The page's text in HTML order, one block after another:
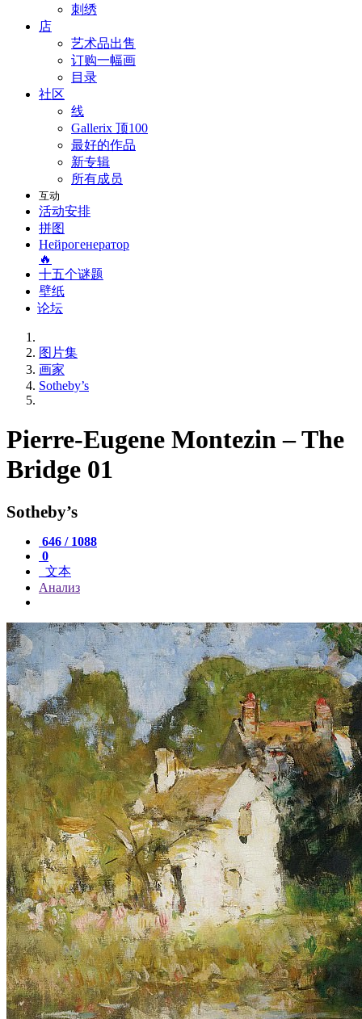
刺绣
店
艺术品出售
订购一幅画
目录
社区
线
Gallerix 顶100
最好的作品
新专辑
所有成员
互动
活动安排
拼图
Нейрогенератор
🔥
十五个谜题
壁纸
论坛
图片集
画家
Sotheby’s
Pierre-Eugene Montezin – The
Bridge 01
Sotheby’s
646 / 1088
0
文本
Анализ